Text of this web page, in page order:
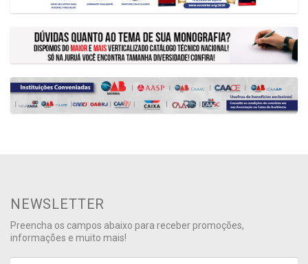
NEWSLETTER
Preencha os campos abaixo para receber promoções,
informações e muito mais!